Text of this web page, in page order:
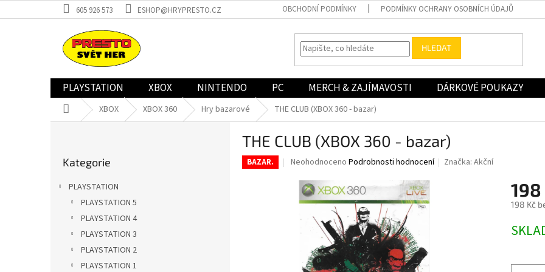
na
605 926 573 ESHOP@HRYPRESTO.CZ OBCHODNÍ PODMÍNKY PODMÍNKY OCHRANY OSOBNÍCH ÚDAJŮ
HLEDAT
PLAYSTATION XBOX NINTENDO PC MERCH & ZAJÍMAVOSTI DÁRKOVÉ POUKAZY
Domů XBOX XBOX 360 Hry bazarové THE CLUB (XBOX 360 - bazar)
kategorie
Kategorie
PLAYSTATION
PLAYSTATION 5
PLAYSTATION 4
PLAYSTATION 3
PLAYSTATION 2
PLAYSTATION 1
THE CLUB (XBOX 360 - bazar)
BAZAR.
Průměrné
produktu
0,0
hvězdiček.
Neohodnoceno Podrobnosti hodnocení Značka:Akční
198
198 Kč
cena: